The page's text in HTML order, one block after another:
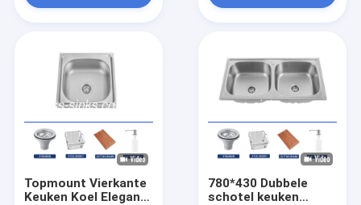
Topmount Vierkante
Keuken Koel Elegant
780*430 Dubbele
schotel keuken